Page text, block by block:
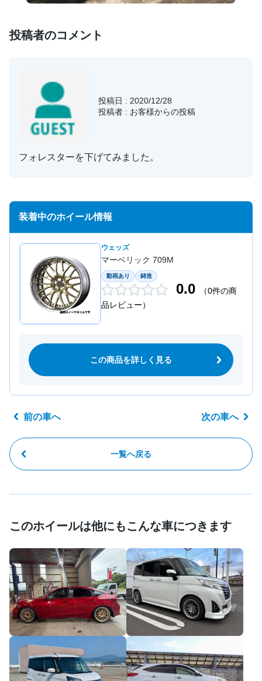
投稿者のコメント
投稿日 : 2020/12/28
投稿者 : お客様からの投稿
フォレスターを下げてみました。
装着中のホイール情報
ウェッズ
マーベリック 709M
動画あり 鋳造
0.0
（0件の商
品レビュー）
この商品を詳しく見る
前の車へ
一覧へ戻る
次の車へ
このホイールは他にもこんな車につきます